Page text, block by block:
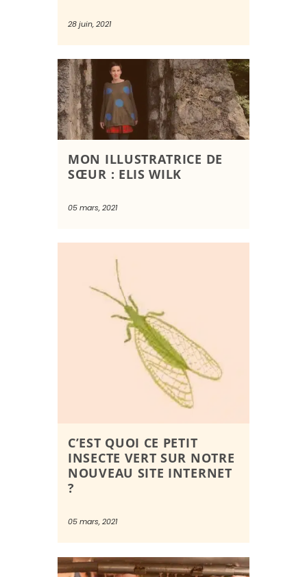
28 juin, 2021
MON ILLUSTRATRICE DE
SŒUR : ELIS WILK
05 mars, 2021
C’EST QUOI CE PETIT
INSECTE VERT SUR NOTRE
NOUVEAU SITE INTERNET
?
05 mars, 2021